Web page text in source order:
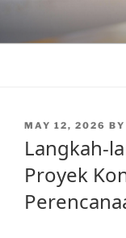
content
POSTED
MAY 12, 2026 BY
Langkah-
Proyek